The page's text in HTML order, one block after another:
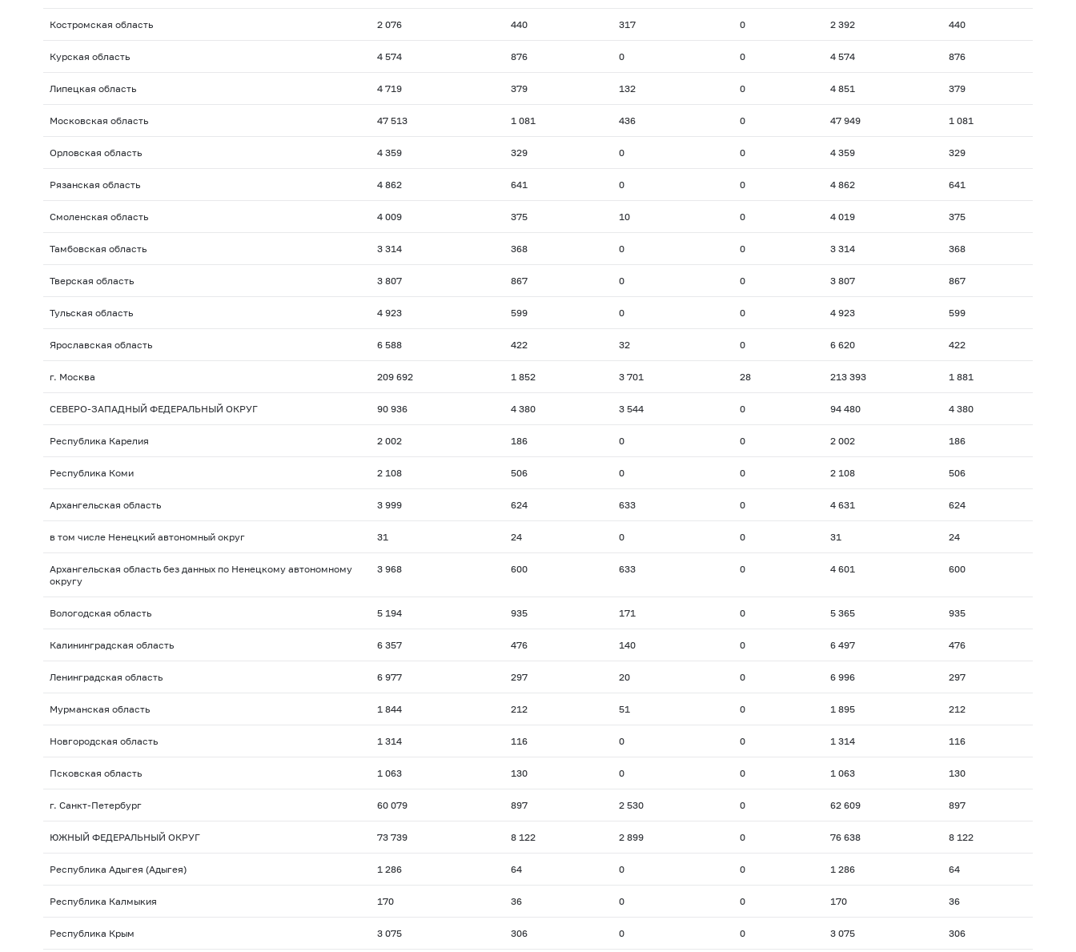
Костромская область 2 076 440 317 0 2 392 440
Курская область 4 574 876 0 0 4 574 876
Липецкая область 4 719 379 132 0 4 851 379
Московская область 47 513 1 081 436 0 47 949 1 081
Орловская область 4 359 329 0 0 4 359 329
Рязанская область 4 862 641 0 0 4 862 641
Смоленская область 4 009 375 10 0 4 019 375
Тамбовская область 3 314 368 0 0 3 314 368
Тверская область 3 807 867 0 0 3 807 867
Тульская область 4 923 599 0 0 4 923 599
Ярославская область 6 588 422 32 0 6 620 422
г. Москва 209 692 1 852 3 701 28 213 393 1 881
СЕВЕРО-ЗАПАДНЫЙ ФЕДЕРАЛЬНЫЙ ОКРУГ 90 936 4 380 3 544 0 94 480 4 380
Республика Карелия 2 002 186 0 0 2 002 186
Республика Коми 2 108 506 0 0 2 108 506
Архангельская область 3 999 624 633 0 4 631 624
в том числе Ненецкий автономный округ 31 24 0 0 31 24
Архангельская область без данных по Ненецкому автономному
округу
3 968 600 633 0 4 601 600
Вологодская область 5 194 935 171 0 5 365 935
Калининградская область 6 357 476 140 0 6 497 476
Ленинградская область 6 977 297 20 0 6 996 297
Мурманская область 1 844 212 51 0 1 895 212
Новгородская область 1 314 116 0 0 1 314 116
Псковская область 1 063 130 0 0 1 063 130
г. Санкт-Петербург 60 079 897 2 530 0 62 609 897
ЮЖНЫЙ ФЕДЕРАЛЬНЫЙ ОКРУГ 73 739 8 122 2 899 0 76 638 8 122
Республика Адыгея (Адыгея) 1 286 64 0 0 1 286 64
Республика Калмыкия 170 36 0 0 170 36
Республика Крым 3 075 306 0 0 3 075 306